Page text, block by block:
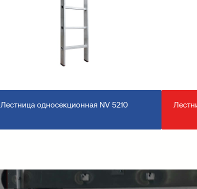
Лестница односекционная NV 5210